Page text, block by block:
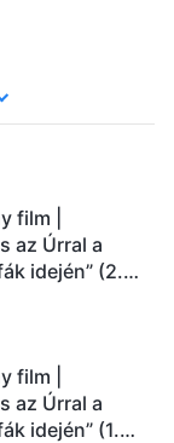
film |
az Úrral a
idején” (2.
(Magyar
film |
az Úrral a
idején” (1.